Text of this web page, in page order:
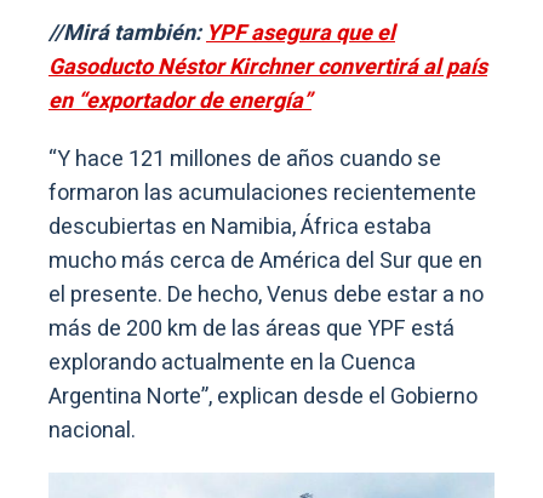
//Mirá también:YPF asegura que el
Gasoducto Néstor Kirchner convertirá al país
en “exportador de energía”
“Y hace 121 millones de años cuando se
formaron las acumulaciones recientemente
descubiertas en Namibia, África estaba
mucho más cerca de América del Sur que en
el presente. De hecho, Venus debe estar a no
más de 200 km de las áreas que YPF está
explorando actualmente en la Cuenca
Argentina Norte”, explican desde el Gobierno
nacional.